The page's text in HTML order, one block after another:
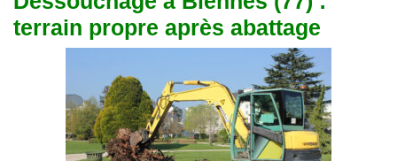
terrain propre après abattage